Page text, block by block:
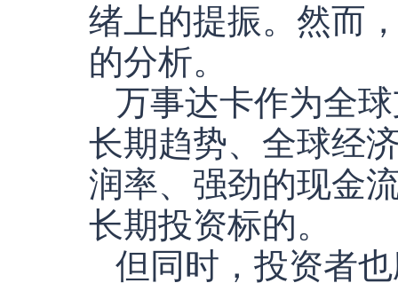
绪上的提振。然而
的分析。
万事达卡作为全
长期趋势、全球经
润率、强劲的现金
长期投资标的。
但同时，投资者